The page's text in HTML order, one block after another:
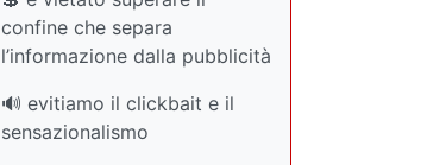
confine che separa
l’informazione dalla pubblicità
🔊 evitiamo il clickbait e il
sensazionalismo